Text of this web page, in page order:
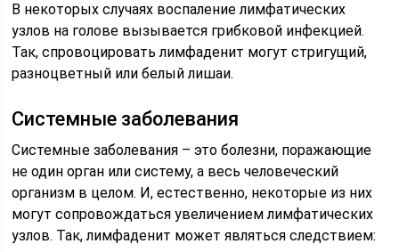
В некоторых случаях воспаление лимфатических
узлов на голове вызывается грибковой инфекцией.
Так, спровоцировать лимфаденит могут стригущий,
разноцветный или белый лишаи.
Системные заболевания
Системные заболевания – это болезни, поражающие
не один орган или систему, а весь человеческий
организм в целом. И, естественно, некоторые из них
могут сопровождаться увеличением лимфатических
узлов. Так, лимфаденит может являться следствием: